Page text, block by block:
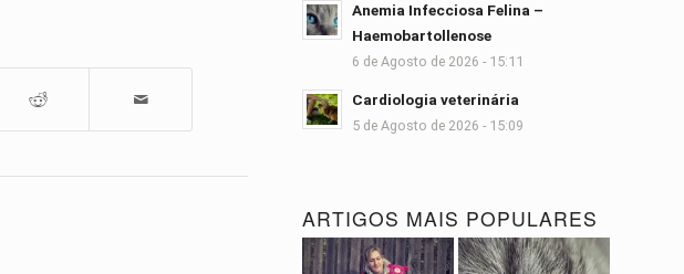
Anemia Infecciosa Felina –
Haemobartollenose
6 de Agosto de 2026 - 15:11
Cardiologia veterinária
5 de Agosto de 2026 - 15:09
ARTIGOS MAIS POPULARES